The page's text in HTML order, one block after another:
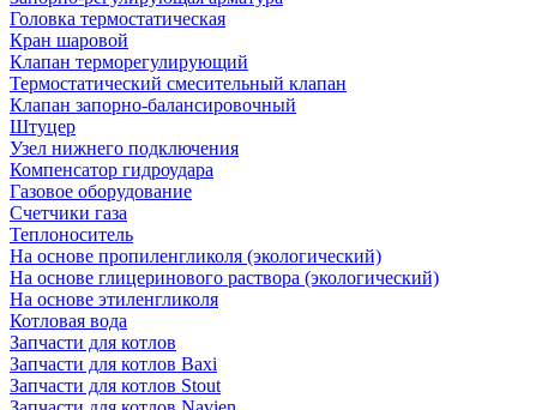
Головка термостатическая
Кран шаровой
Клапан терморегулирующий
Термостатический смесительный клапан
Клапан запорно-балансировочный
Штуцер
Узел нижнего подключения
Компенсатор гидроудара
Газовое оборудование
Счетчики газа
Теплоноситель
На основе пропиленгликоля (экологический)
На основе глицеринового раствора (экологический)
На основе этиленгликоля
Котловая вода
Запчасти для котлов
Запчасти для котлов Baxi
Запчасти для котлов Stout